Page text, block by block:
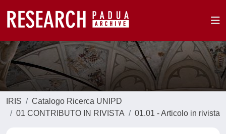
IRIS
Catalogo Ricerca UNIPD
01 CONTRIBUTO IN RIVISTA
01.01 - Articolo in rivista